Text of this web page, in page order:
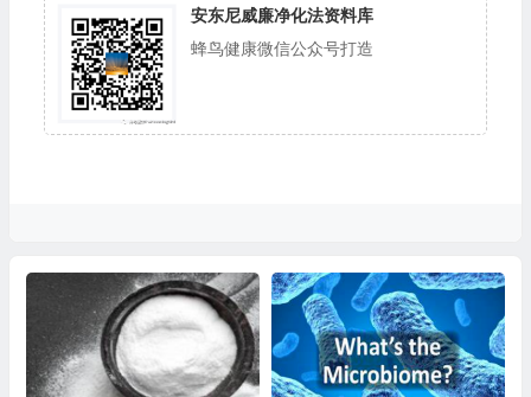
安东尼威廉净化法资料库
蜂鸟健康微信公众号打造